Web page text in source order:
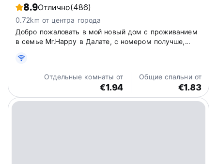
8.9Отлично(486)
0.72km от центра города
Добро пожаловать в мой новый дом с проживанием
в семье Mr.Happy в Далате, с номером получше,
мини-баром на крыше.
Отдельные комнаты от
€1.94
Общие спальни от
€1.83